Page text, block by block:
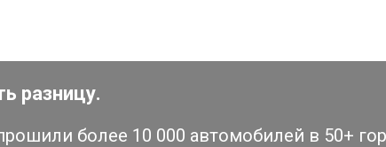
разницу.
более 10 000 автомобилей в 50+